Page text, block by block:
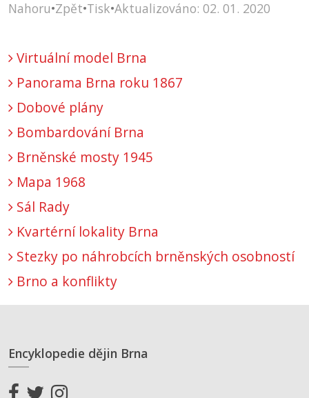
Nahoru•Zpět•Tisk•Aktualizováno: 02. 01. 2020
Virtuální model Brna
Panorama Brna roku 1867
Dobové plány
Bombardování Brna
Brněnské mosty 1945
Mapa 1968
Sál Rady
Kvartérní lokality Brna
Stezky po náhrobcích brněnských osobností
Brno a konflikty
Encyklopedie dějin Brna